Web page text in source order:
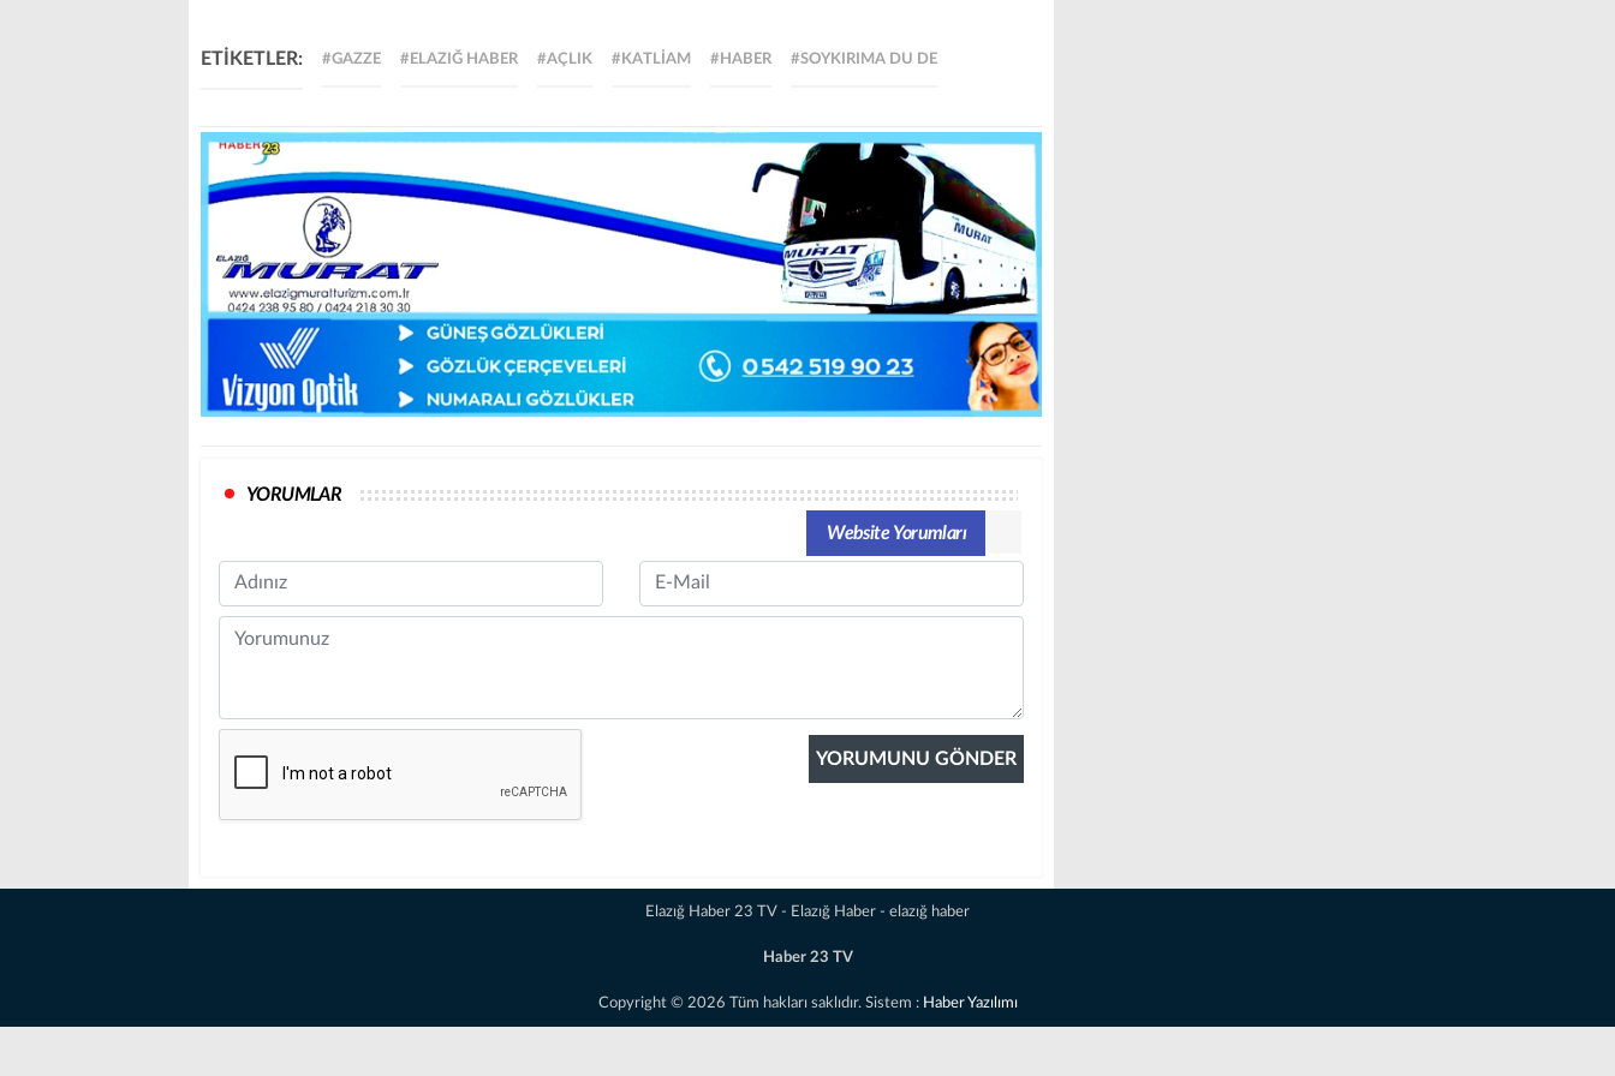
ETİKETLER: #GAZZE #ELAZIĞ HABER #AÇLIK #KATLİAM #HABER #SOYKIRIMA DU DE
YORUMLAR
Website Yorumları
Name Email
Comment
Elazığ Haber 23 TV - Elazığ Haber - elazığ haber
Haber 23 TV
Copyright © 2026 Tüm hakları saklıdır. Sistem : Haber Yazılımı